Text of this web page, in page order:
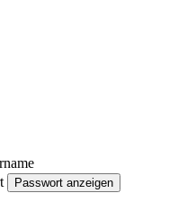
Passwort anzeigen